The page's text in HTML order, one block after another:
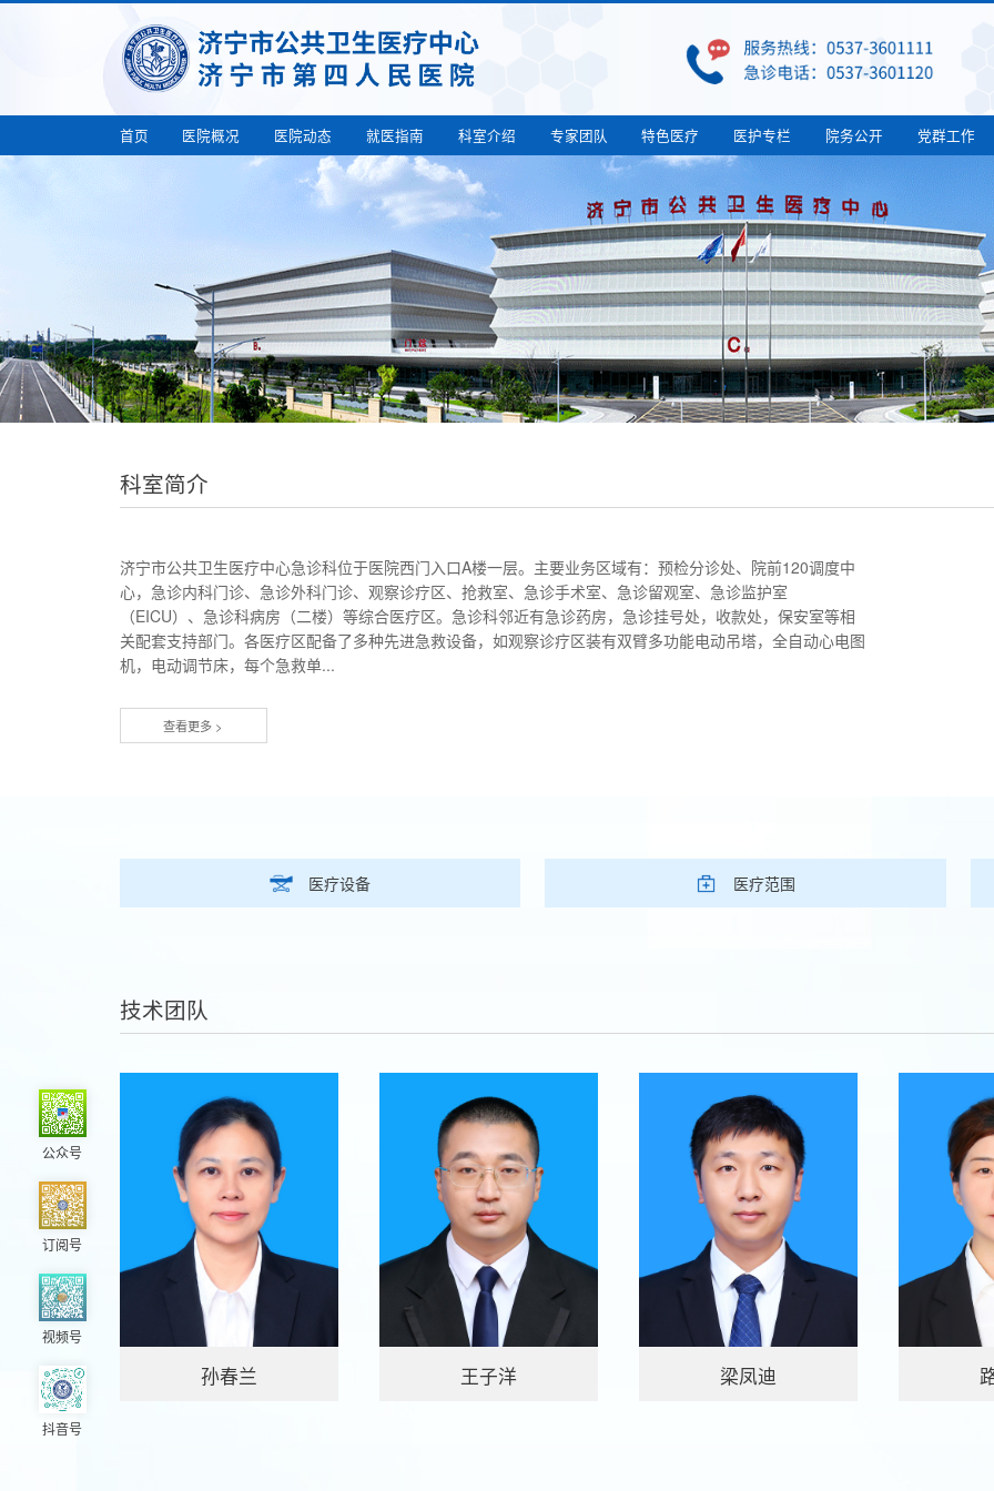
公众号
订阅号
视频号
抖音号
首页 医院概况 医院动态 就医指南 科室介绍 专家团队 特色医疗 医护专栏 院务公开 党群工作
科室简介
济宁市公共卫生医疗中心急诊科位于医院西门入口A楼一层。主要业务区域有：预检分诊处、院前120调度中
心，急诊内科门诊、急诊外科门诊、观察诊疗区、抢救室、急诊手术室、急诊留观室、急诊监护室
（EICU）、急诊科病房（二楼）等综合医疗区。急诊科邻近有急诊药房，急诊挂号处，收款处，保安室等相
关配套支持部门。各医疗区配备了多种先进急救设备，如观察诊疗区装有双臂多功能电动吊塔，全自动心电图
机，电动调节床，每个急救单...
查看更多 >
医疗设备 医疗范围
技术团队
孙春兰 王子洋 梁凤迪